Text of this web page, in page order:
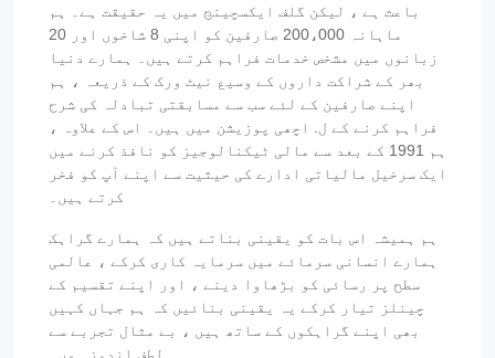
باعث ہے ، لیکن گلف ایکسچینج میں یہ حقیقت ہے۔ ہم
ماہانہ 200،000 صارفین کو اپنی 8 شاخوں اور 20
زبانوں میں مشخص خدمات فراہم کرتے ہیں۔ ہمارے دنیا
بھر کے شراکت داروں کے وسیع نیٹ ورک کے ذریعہ ، ہم
اپنے صارفین کے لئے سب سے مسابقتی تبادلہ کی شرح
فراہم کرنے کے ل. اچھی پوزیشن میں ہیں۔ اس کے علاوہ ،
ہم 1991 کے بعد سے مالی ٹیکنالوجیز کو نافذ کرنے میں
ایک سرخیل مالیاتی ادارے کی حیثیت سے اپنے آپ کو فخر
کرتے ہیں۔
ہم ہمیشہ اس بات کو یقینی بناتے ہیں کہ ہمارے گراہک
ہمارے انسانی سرمائے میں سرمایہ کاری کرکے ، عالمی
سطح پر رسائی کو بڑھاوا دینے ، اور اپنے تقسیم کے
چینلز تیار کرکے یہ یقینی بنائیں کہ ہم جہاں کہیں
بھی اپنے گراہکوں کے ساتھ ہیں ، بے مثال تجربے سے
لطف اندوز ہوں۔